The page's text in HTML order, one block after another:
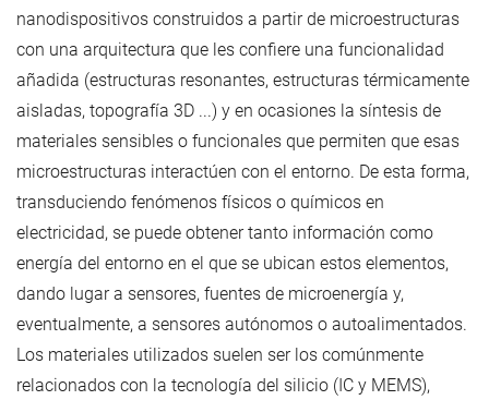
nanodispositivos construidos a partir de microestructuras
con una arquitectura que les confiere una funcionalidad
añadida (estructuras resonantes, estructuras térmicamente
aisladas, topografía 3D ...) y en ocasiones la síntesis de
materiales sensibles o funcionales que permiten que esas
microestructuras interactúen con el entorno. De esta forma,
transduciendo fenómenos físicos o químicos en
electricidad, se puede obtener tanto información como
energía del entorno en el que se ubican estos elementos,
dando lugar a sensores, fuentes de microenergía y,
eventualmente, a sensores autónomos o autoalimentados.
Los materiales utilizados suelen ser los comúnmente
relacionados con la tecnología del silicio (IC y MEMS),